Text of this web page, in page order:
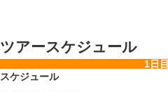
ツアースケジュール
1日目
スケジュール